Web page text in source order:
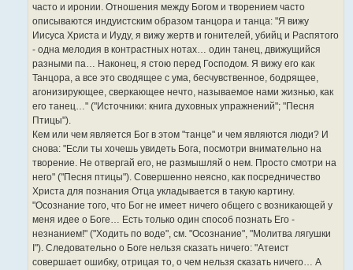
часто и иронии. Отношения между Богом и творением часто
описываются индуистским образом танцора и танца: "Я вижу
Иисуса Христа и Иуду, я вижу жертв и гонителей, убийц и Распятого
- одна мелодия в контрастных нотах… один танец, движущийся
разными па… Наконец, я стою перед Господом. Я вижу его как
Танцора, а все это сводящее с ума, бесчувственное, бодрящее,
агонизирующее, сверкающее нечто, называемое нами жизнью, как
его танец…" ("Источники: книга духовных упражнений"; "Песня
Птицы").
Кем или чем является Бог в этом "танце" и чем являются люди? И
снова: "Если ты хочешь увидеть Бога, посмотри внимательно на
творение. Не отвергай его, не размышляй о нем. Просто смотри на
него" ("Песня птицы"). Совершенно неясно, как посредничество
Христа для познания Отца укладывается в такую картину.
"Осознание того, что Бог не имеет ничего общего с возникающей у
меня идее о Боге… Есть только один способ познать Его -
незнанием!" ("Ходить по воде", см. "Осознание", "Молитва лягушки
I"). Следовательно о Боге нельзя сказать ничего: "Атеист
совершает ошибку, отрицая то, о чем нельзя сказать ничего… А